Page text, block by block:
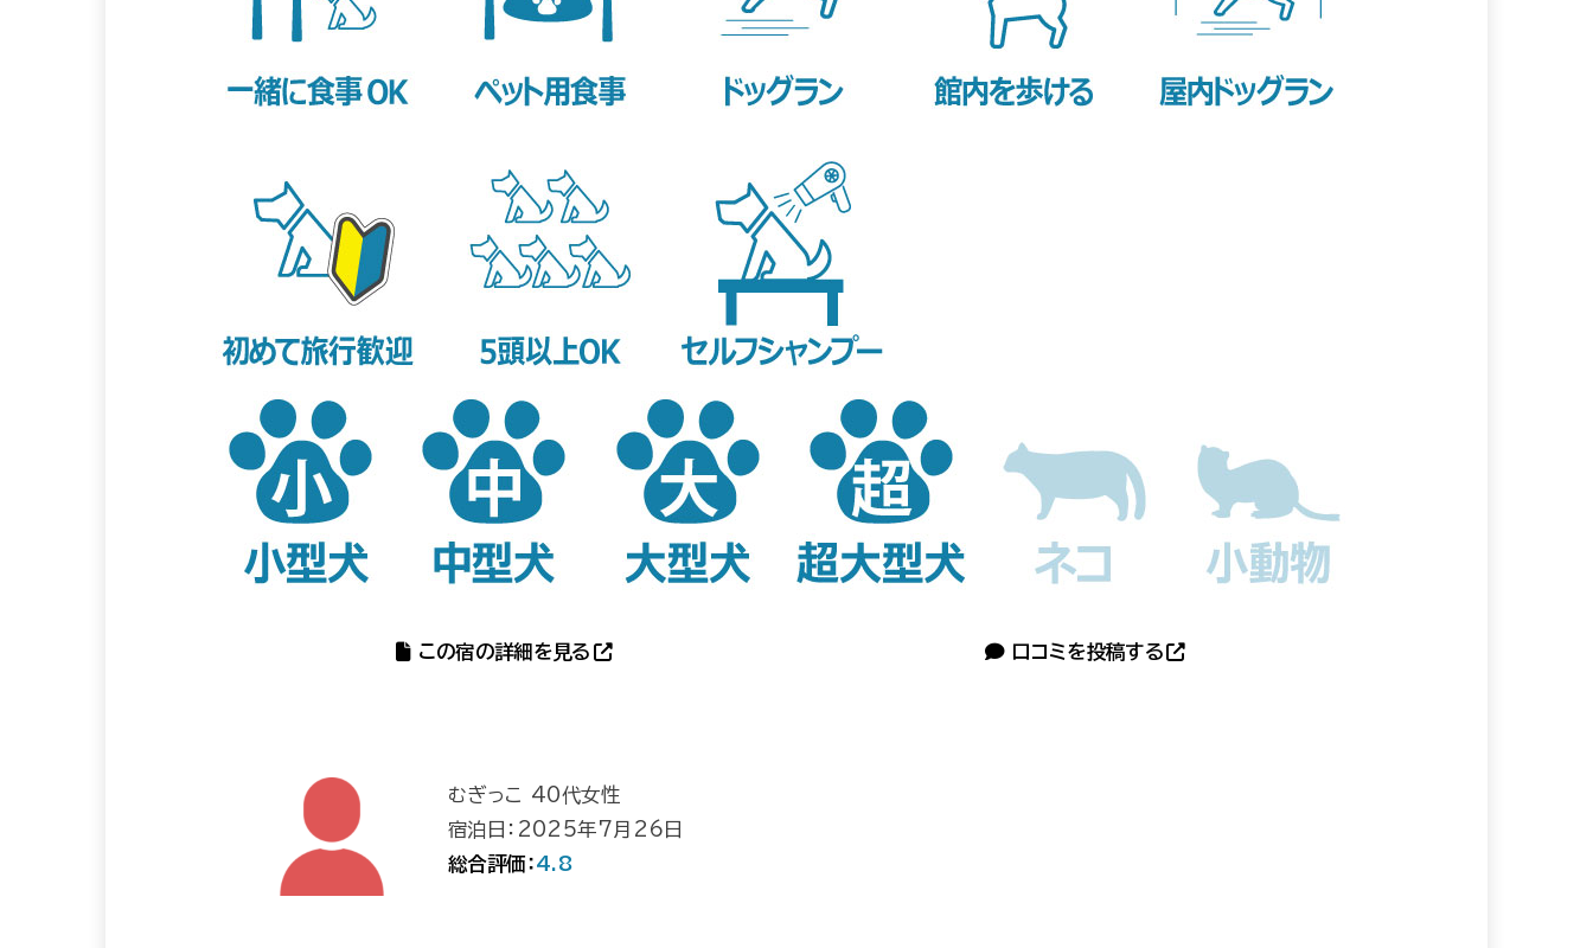
この宿の詳細を見る 口コミを投稿する
むぎっこ 40代女性
宿泊日：2025年7月26日
総合評価：4.8